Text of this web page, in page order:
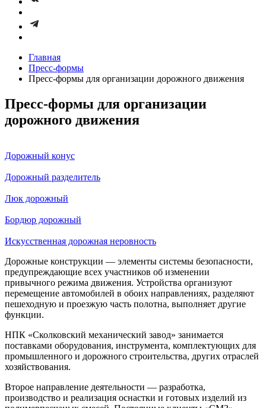
Главная
Пресс-формы
Пресс-формы для организации дорожного движения
Пресс-формы для организации
дорожного движения
Дорожный конус
Дорожный разделитель
Люк дорожный
Бордюр дорожный
Искусственная дорожная неровность
Дорожные конструкции — элементы системы безопасности,
предупреждающие всех участников об изменении
привычного режима движения. Устройства организуют
перемещение автомобилей в обоих направлениях, разделяют
пешеходную и проезжую часть полотна, выполняет другие
функции.
НПК «Сколковский механический завод» занимается
поставками оборудования, инструмента, комплектующих для
промышленного и дорожного строительства, других отраслей
хозяйствования.
Второе направление деятельности — разработка,
производство и реализация оснастки и готовых изделий из